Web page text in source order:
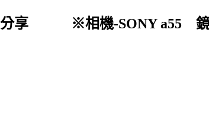
更喜歡分享 ※相機-